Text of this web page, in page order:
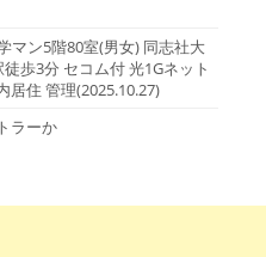
マン5階80室(男女) 同志社大
歩3分 セコム付 光1Gネット
居住 管理(2025.10.27)
ラーか